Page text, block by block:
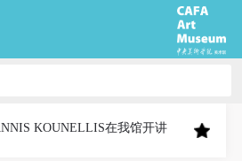
KOUNELLIS在我馆开讲
版授权协议书
将本人参与中央美术学院美术馆
版授权协议书
将本人参与中央美术学院美术馆
版授权协议书
将本人参与中央美术学院美术馆